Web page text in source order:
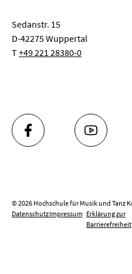
Sedanstr. 15
D-42275 Wuppertal
T+49 221 28380-0
FACEBOOK YOUTUBE
© 2026 Hochschule für Musik und Tanz
DatenschutzImpressum Erklärung zur
Barrierefreiheit